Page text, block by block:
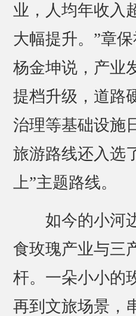
业，人均年收入
大幅提升。”章
杨金坤说，产业
提档升级，道路
治理等基础设施
旅游路线还入选
上”主题路线。
如今的小河边
食玫瑰产业与三
杆。一朵小小的
再到文旅场景，